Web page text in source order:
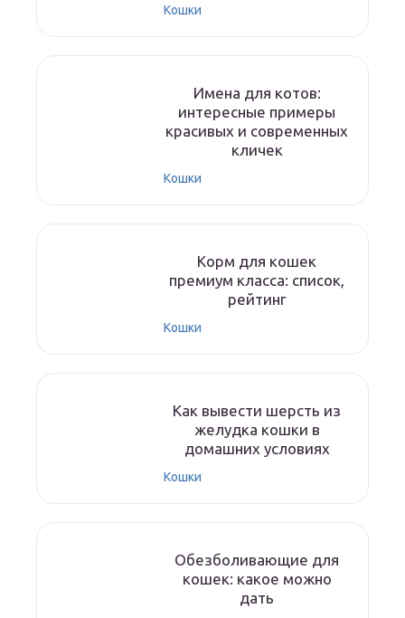
Кошки
Имена для котов:
интересные примеры
красивых и современных
кличек
Кошки
Корм для кошек
премиум класса: список,
рейтинг
Кошки
Как вывести шерсть из
желудка кошки в
домашних условиях
Кошки
Обезболивающие для
кошек: какое можно
дать